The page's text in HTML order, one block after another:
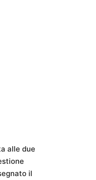
alle due
il